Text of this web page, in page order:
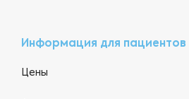
Информация для пациентов
Цены